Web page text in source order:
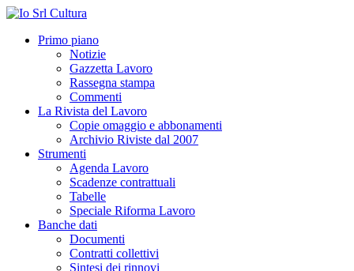
Primo piano
Notizie
Gazzetta Lavoro
Rassegna stampa
Commenti
La Rivista del Lavoro
Copie omaggio e abbonamenti
Archivio Riviste dal 2007
Strumenti
Agenda Lavoro
Scadenze contrattuali
Tabelle
Speciale Riforma Lavoro
Banche dati
Documenti
Contratti collettivi
Sintesi dei rinnovi